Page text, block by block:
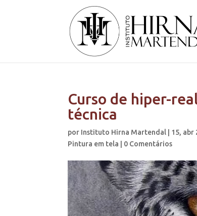
Curso de hiper-
técnica
por Instituto Hirna Martendal 15, abr
Pintura em tela
0 Comentários